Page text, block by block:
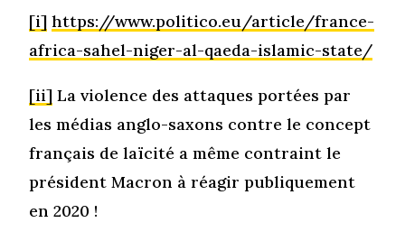
[i] https://www.politico.eu/article/france-
africa-sahel-niger-al-qaeda-islamic-state/
[ii] La violence des attaques portées par
les médias anglo-saxons contre le concept
français de laïcité a même contraint le
président Macron à réagir publiquement
en 2020 !